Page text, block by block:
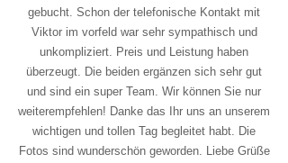
gebucht. Schon der telefonische Kontakt mit
Viktor im vorfeld war sehr sympathisch und
unkompliziert. Preis und Leistung haben
überzeugt. Die beiden ergänzen sich sehr gut
und sind ein super Team. Wir können Sie nur
weiterempfehlen! Danke das Ihr uns an unserem
wichtigen und tollen Tag begleitet habt. Die
Fotos sind wunderschön geworden. Liebe Grüße